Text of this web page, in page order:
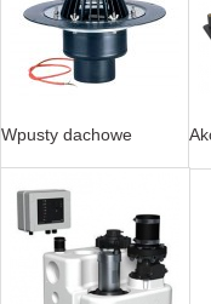
Wpusty dachowe